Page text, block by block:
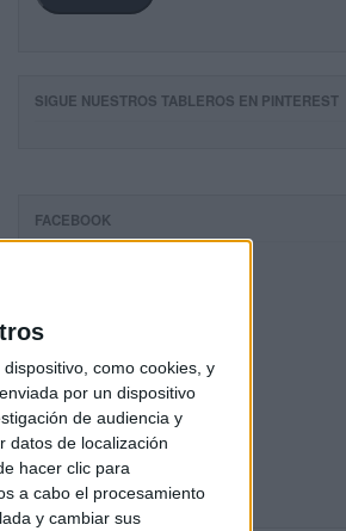
como cookies, y
por un dispositivo
de audiencia y
datos de localización
hacer clic para
a cabo el procesamiento
y cambiar sus
SIGUE NUESTROS TABLEROS EN PINTEREST
FACEBOOK